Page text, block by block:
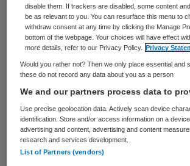
Hendrik Jan van den Berg is
november 2024 voorzitter van
een samenwerkingsverband
organisaties in de regio
september zwaait hij af als
bestuursvoorzitter van Lelie
Omdat zijn ConForte-
verbonden is aan zijn
disable them. If trackers are disabled, some content
be as relevant to you. You can resurface this menu to
withdraw consent at any time by clicking the Manage
bottom of the webpage. Your choices will have effect
more details, refer to our Privacy Policy.
Privacy
Would you rather not? Then we only place essential and
these do not record any data about you as a person
We and our partners process data to
Use precise geolocation data. Actively scan device
identification. Store and/or access information on a
advertising and content, advertising and content
research and services development.
List of Partners (vendors)